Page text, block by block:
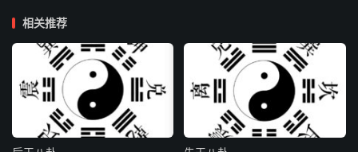
自身：宝剑真奇物，经磨始见锋，任君藏匣
里，异日气凌空，大运尚滞，作事平安，当
有进人口之兆
求财：求财必得，先难后易
相关推荐